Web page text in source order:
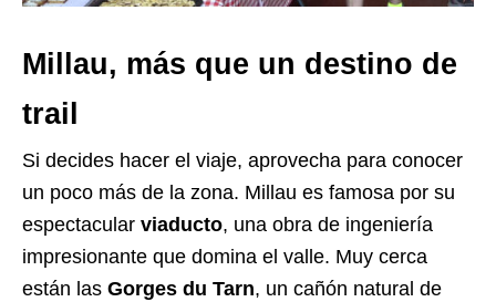
Millau, más que un destino de
trail
Si decides hacer el viaje, aprovecha para conocer
un poco más de la zona. Millau es famosa por su
espectacular viaducto, una obra de ingeniería
impresionante que domina el valle. Muy cerca
están las Gorges du Tarn, un cañón natural de